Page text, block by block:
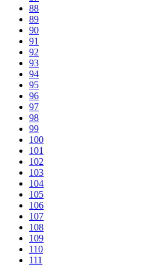
88
89
90
91
92
93
94
95
96
97
98
99
100
101
102
103
104
105
106
107
108
109
110
111